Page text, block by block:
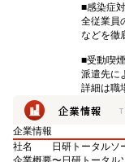
■感染症
全従業員
などを徹
■受動喫
派遣先に
詳細は職
企業情報
社名
日研トータルソ